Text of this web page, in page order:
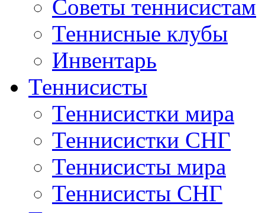
Советы теннисистам
Теннисные клубы
Инвентарь
Теннисисты
Теннисистки мира
Теннисистки СНГ
Теннисисты мира
Теннисисты СНГ